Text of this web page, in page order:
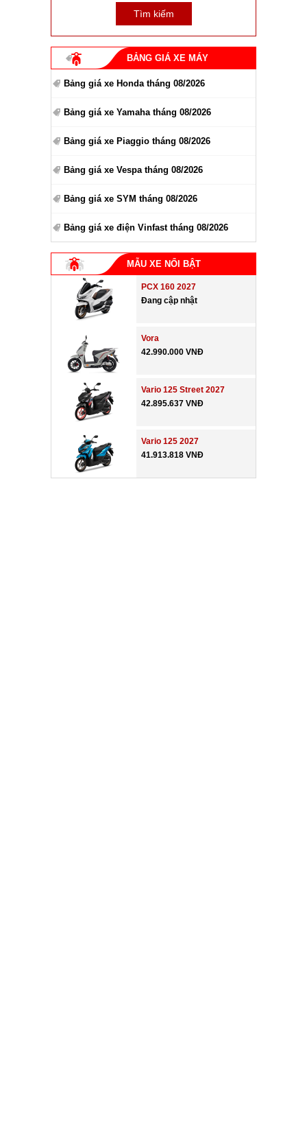
BẢNG GIÁ XE MÁY
Bảng giá xe Honda tháng 08/2026
Bảng giá xe Yamaha tháng 08/2026
Bảng giá xe Piaggio tháng 08/2026
Bảng giá xe Vespa tháng 08/2026
Bảng giá xe SYM tháng 08/2026
Bảng giá xe điện Vinfast tháng 08/2026
MẪU XE NỔI BẬT
PCX 160 2027
Đang cập nhật
Vora
42.990.000 VNĐ
Vario 125 Street 2027
42.895.637 VNĐ
Vario 125 2027
41.913.818 VNĐ